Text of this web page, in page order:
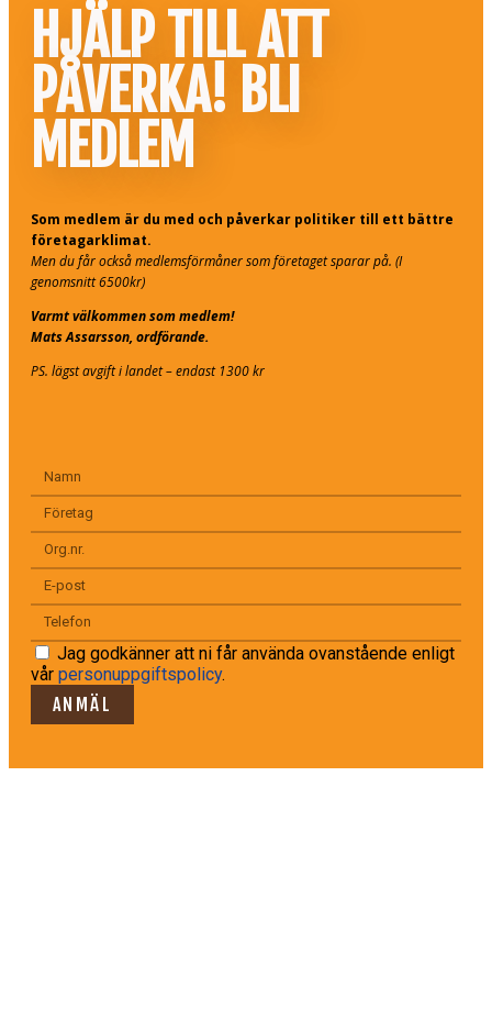
HJÄLP TILL ATT
PÅVERKA! BLI
MEDLEM
Som medlem är du med och påverkar politiker till ett bättre
företagarklimat.
Men du får också medlemsförmåner som företaget sparar på. (I
genomsnitt 6500kr)
Varmt välkommen som medlem!
Mats Assarsson, ordförande.
PS. lägst avgift i landet – endast 1300 kr
Jag godkänner att ni får använda ovanstående enligt
vår personuppgiftspolicy.
ANMÄL